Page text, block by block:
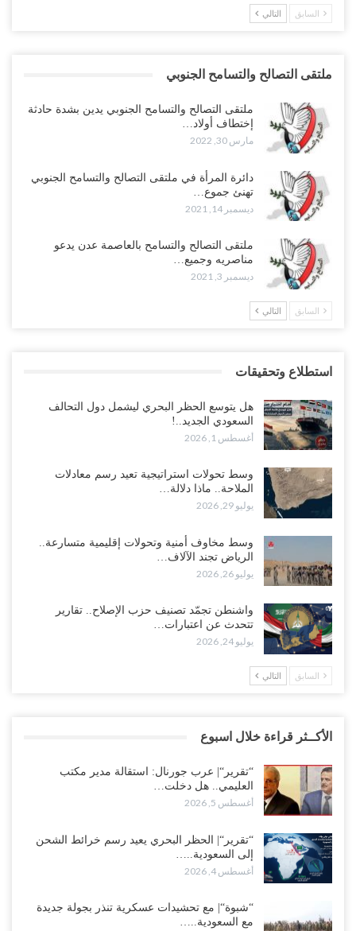
السابق التالي
ملتقى التصالح والتسامح الجنوبي
ملتقى التصالح والتسامح الجنوبي يدين بشدة حادثة
إختطاف أولاد…
مارس 30, 2022
دائرة المرأة في ملتقى التصالح والتسامح الجنوبي
تهنئ جموع…
ديسمبر 14, 2021
ملتقى التصالح والتسامح بالعاصمة عدن يدعو
مناصريه وجميع…
ديسمبر 3, 2021
السابق التالي
استطلاع وتحقيقات
هل يتوسع الحظر البحري ليشمل دول التحالف
السعودي الجديد..!
أغسطس 1, 2026
وسط تحولات استراتيجية تعيد رسم معادلات
الملاحة.. ماذا دلالة…
يوليو 29, 2026
وسط مخاوف أمنية وتحولات إقليمية متسارعة..
الرياض تجند الآلاف…
يوليو 26, 2026
واشنطن تجمّد تصنيف حزب الإصلاح.. تقارير
تتحدث عن اعتبارات…
يوليو 24, 2026
السابق التالي
الأكــثر قراءة خلال اسبوع
“تقرير“| عرب جورنال: استقالة مدير مكتب
العليمي.. هل دخلت…
أغسطس 5, 2026
“تقرير“| الحظر البحري يعيد رسم خرائط الشحن
إلى السعودية..…
أغسطس 4, 2026
“شبوة“| مع تحشيدات عسكرية تنذر بجولة جديدة
مع السعودية..…